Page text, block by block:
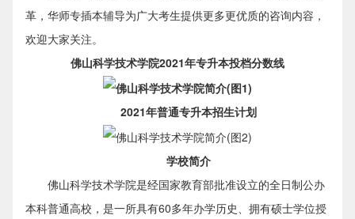
革，华师专插本辅导为广大考生提供更多更优质的咨询内容，
欢迎大家关注。
佛山科学技术学院2021年专升本投档分数线
2021年普通专升本招生计划
学校简介
佛山科学技术学院是经国家教育部批准设立的全日制公办
本科普通高校，是一所具有60多年办学历史、拥有硕士学位授